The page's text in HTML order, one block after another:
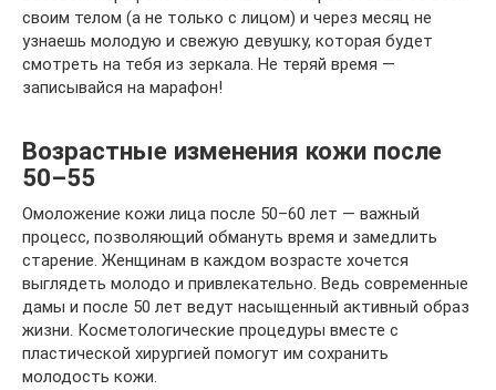
своим телом (а не только с лицом) и через месяц не
узнаешь молодую и свежую девушку, которая будет
смотреть на тебя из зеркала. Не теряй время —
записывайся на марафон!
Возрастные изменения кожи после
50–55
Омоложение кожи лица после 50–60 лет — важный
процесс, позволяющий обмануть время и замедлить
старение. Женщинам в каждом возрасте хочется
выглядеть молодо и привлекательно. Ведь современные
дамы и после 50 лет ведут насыщенный активный образ
жизни. Косметологические процедуры вместе с
пластической хирургией помогут им сохранить
молодость кожи.